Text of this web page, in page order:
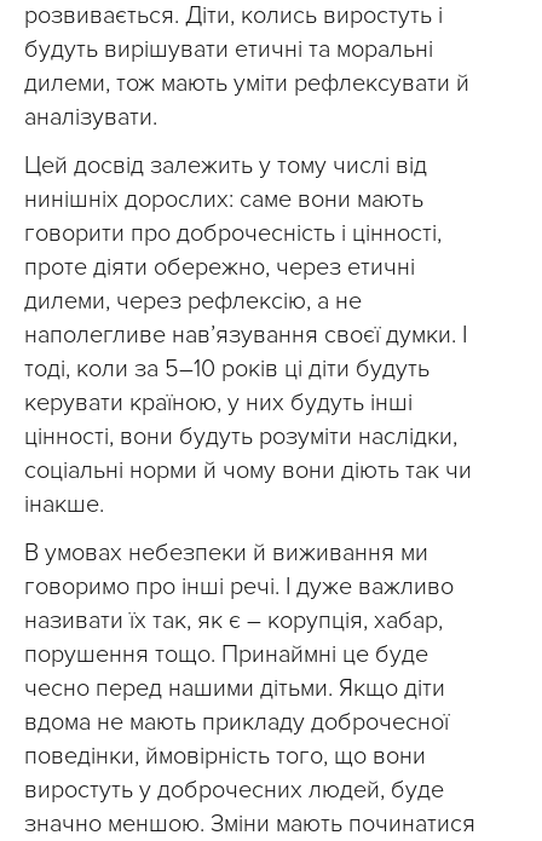
розвивається. Діти, колись виростуть і
будуть вирішувати етичні та моральні
дилеми, тож мають уміти рефлексувати й
аналізувати.
Цей досвід залежить у тому числі від
нинішніх дорослих: саме вони мають
говорити про доброчесність і цінності,
проте діяти обережно, через етичні
дилеми, через рефлексію, а не
наполегливе нав’язування своєї думки. І
тоді, коли за 5–10 років ці діти будуть
керувати країною, у них будуть інші
цінності, вони будуть розуміти наслідки,
соціальні норми й чому вони діють так чи
інакше.
В умовах небезпеки й виживання ми
говоримо про інші речі. І дуже важливо
називати їх так, як є – корупція, хабар,
порушення тощо. Принаймні це буде
чесно перед нашими дітьми. Якщо діти
вдома не мають прикладу доброчесної
поведінки, ймовірність того, що вони
виростуть у доброчесних людей, буде
значно меншою. Зміни мають починатися